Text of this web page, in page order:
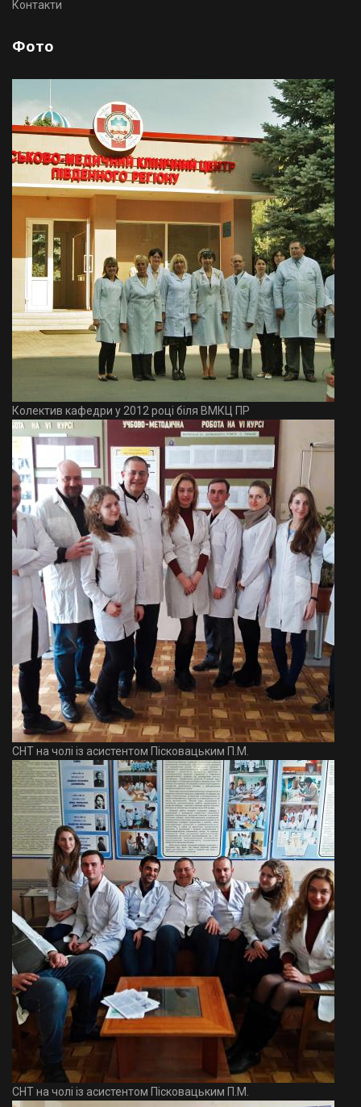
Контакти
Фото
Колектив кафедри у 2012 році біля ВМКЦ ПР
СНТ на чолі із асистентом Пісковацьким П.М.
СНТ на чолі із асистентом Пісковацьким П.М.